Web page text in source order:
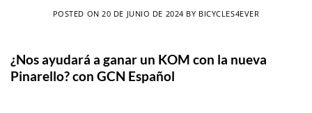
POSTED ON 20 DE JUNIO DE 2024 BY BICYCLES4EVER
¿Nos ayudará a ganar un KOM con la nueva
Pinarello? con GCN Español